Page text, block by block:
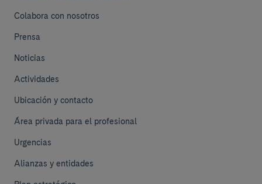
Colabora con nosotros
Prensa
Noticias
Actividades
Ubicación y contacto
Área privada para el profesional
Urgencias
Alianzas y entidades